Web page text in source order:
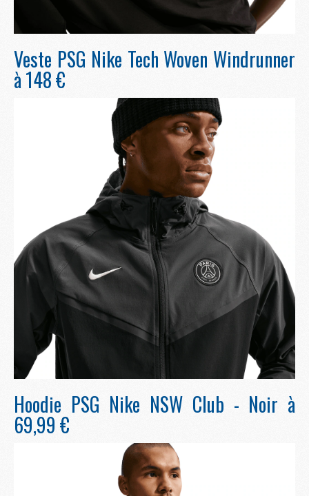
Veste PSG Nike Tech Woven Windrunner
à 148 €
Hoodie PSG Nike NSW Club - Noir à
69,99 €